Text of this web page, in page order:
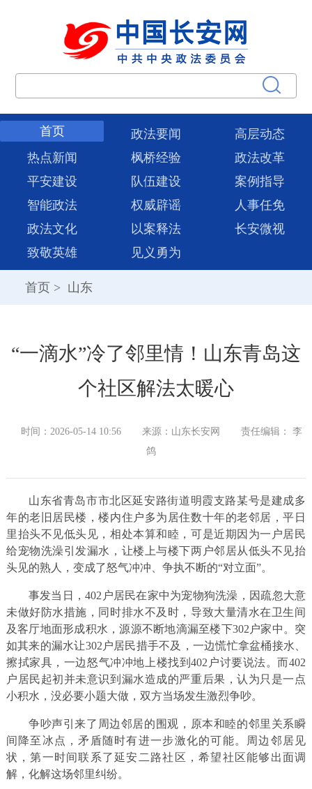
首页 政法要闻
高层动态
热点新闻
枫桥经验
政法改革
平安建设
队伍建设
案例指导
智能政法
权威辟谣
人事任免
政法文化
以案释法
长安微视
致敬英雄
见义勇为
首页 > 山东
“一滴水”冷了邻里情！山东青岛这
个社区解法太暖心
时间：2026-05-14 10:56 来源：山东长安网
责任编辑： 李
鸽
山东省青岛市市北区延安路街道明霞支路某号是建成多
年的老旧居民楼，楼内住户多为居住数十年的老邻居，平日
里抬头不见低头见，相处本算和睦，可是近期因为一户居民
给宠物洗澡引发漏水，让楼上与楼下两户邻居从低头不见抬
头见的熟人，变成了怒气冲冲、争执不断的“对立面”。
事发当日，402户居民在家中为宠物狗洗澡，因疏忽大意
未做好防水措施，同时排水不及时，导致大量清水在卫生间
及客厅地面形成积水，源源不断地滴漏至楼下302户家中。突
如其来的漏水让302户居民措手不及，一边慌忙拿盆桶接水、
擦拭家具，一边怒气冲冲地上楼找到402户讨要说法。而402
户居民起初并未意识到漏水造成的严重后果，认为只是一点
小积水，没必要小题大做，双方当场发生激烈争吵。
争吵声引来了周边邻居的围观，原本和睦的邻里关系瞬
间降至冰点，矛盾随时有进一步激化的可能。周边邻居见
状，第一时间联系了延安二路社区，希望社区能够出面调
解，化解这场邻里纠纷。